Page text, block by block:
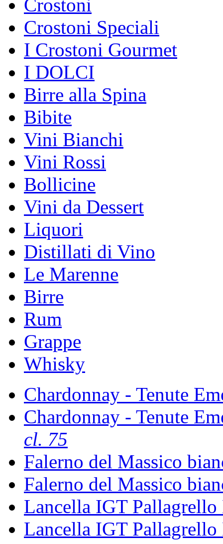
Crostoni
Crostoni Speciali
I Crostoni Gourmet
I DOLCI
Birre alla Spina
Bibite
Vini Bianchi
Vini Rossi
Bollicine
Vini da Dessert
Liquori
Distillati di Vino
Le Marenne
Birre
Rum
Grappe
Whisky
Chardonnay - Tenute
Chardonnay - Tenute
cl. 75
Falerno del Massico
Falerno del Massico
Lancella IGT Pallagrello
Lancella IGT Pallagrello